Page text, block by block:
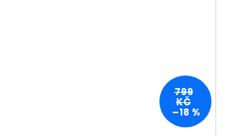
799
KČ
–18 %